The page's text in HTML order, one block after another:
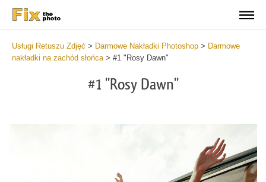
Usługi Retuszu Zdjęć > Darmowe Nakładki Photoshop > Darmowe
nakładki na zachód słońca> #1 "Rosy Dawn"
#1 "Rosy Dawn"